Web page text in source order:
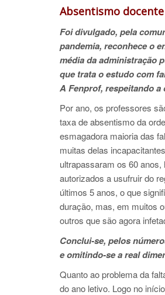
Absentismo
Foi divulgado, pela
pandemia, reconhece o
média da administração
que trata o estudo com
A Fenprof, respeitando a
Por ano, os professores
taxa de absentismo da
esmagadora maioria das
muitas delas
ultrapassaram os 60
autorizados a usufruir do
últimos 5 anos, o que
duração, mas, em muitos
outros que são agora
Conclui-se, pelos
e omitindo-se a real
Quanto ao problema da
do ano letivo. Logo no